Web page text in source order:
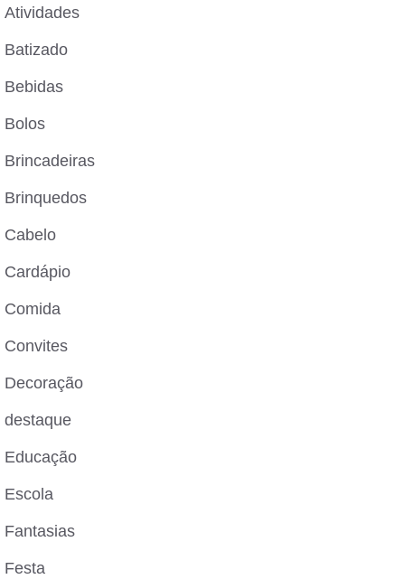
Atividades
Batizado
Bebidas
Bolos
Brincadeiras
Brinquedos
Cabelo
Cardápio
Comida
Convites
Decoração
destaque
Educação
Escola
Fantasias
Festa